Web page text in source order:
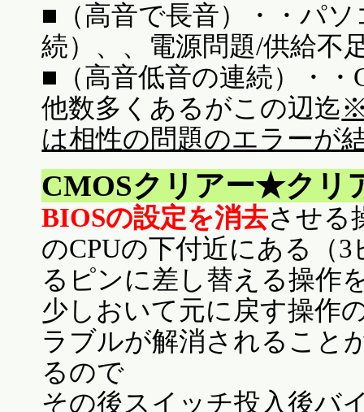
■（高音で長音）・・パ
続）、、電源問題/供給不
■（高音低音の連続）・・
他数多くあるがこの辺迄
は相性の問題のエラーが
CMOSクリアー★クリ
BIOSの設定を消去させる
のCPUの下付近にある（
るピンに差し替える操作
少しおいて元に戻す操作
ラブルが解消されること
るので
その後スイッチ投入後バ